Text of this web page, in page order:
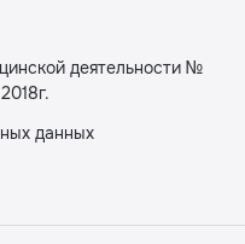
деятельности №
данных